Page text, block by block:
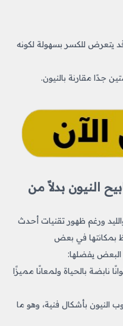
يتعرض للكسر بسهولة لكونه
جدًا مقارنة بالنيون.
النيون بدلاً من
ورغم ظهور تقنيات أحدث
بمكانتها في بعض
البعض يفضلها:
نابضة بالحياة ولمعانًا مميزًا
النيون بأشكال فنية، وهو ما